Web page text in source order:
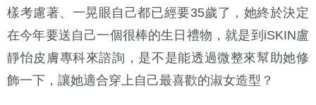
樣考慮著、一晃眼自己都已經要35歲了，她終於決定
在今年要送自己一個很棒的生日禮物，就是到iSKIN盧
靜怡皮膚專科來諮詢，是不是能透過微整來幫助她修
飾一下，讓她適合穿上自己最喜歡的淑女造型？